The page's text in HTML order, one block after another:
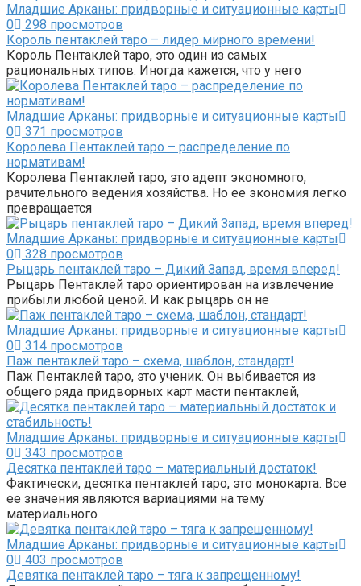
Младшие Арканы: придворные и ситуационные карты
0
298 просмотров
Король пентаклей таро – лидер мирного времени!
Король Пентаклей таро, это один из самых
рациональных типов. Иногда кажется, что у него
Младшие Арканы: придворные и ситуационные карты
0
371 просмотров
Королева Пентаклей таро – распределение по
нормативам!
Королева Пентаклей таро, это адепт экономного,
рачительного ведения хозяйства. Но ее экономия легко
превращается
Младшие Арканы: придворные и ситуационные карты
0
328 просмотров
Рыцарь пентаклей таро – Дикий Запад, время вперед!
Рыцарь Пентаклей таро ориентирован на извлечение
прибыли любой ценой. И как рыцарь он не
Младшие Арканы: придворные и ситуационные карты
0
314 просмотров
Паж пентаклей таро – схема, шаблон, стандарт!
Паж Пентаклей таро, это ученик. Он выбивается из
общего ряда придворных карт масти пентаклей,
Младшие Арканы: придворные и ситуационные карты
0
343 просмотров
Десятка пентаклей таро – материальный достаток!
Фактически, десятка пентаклей таро, это монокарта. Все
ее значения являются вариациями на тему
материального
Младшие Арканы: придворные и ситуационные карты
0
403 просмотров
Девятка пентаклей таро – тяга к запрещенному!